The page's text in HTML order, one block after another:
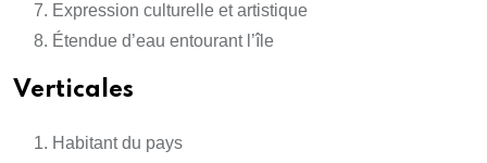
Expression culturelle et artistique
Étendue d’eau entourant l’île
Verticales
Habitant du pays